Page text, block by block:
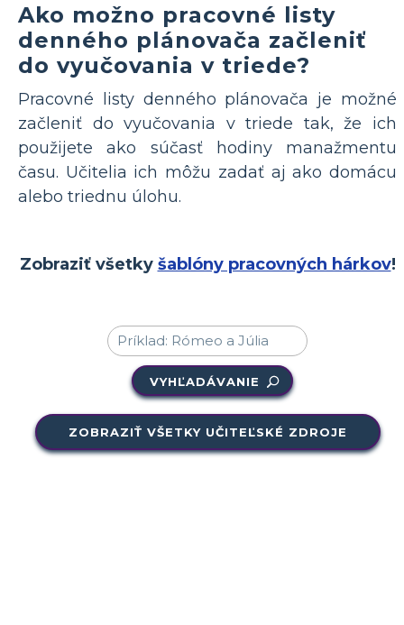
Ako možno pracovné listy
denného plánovača začleniť
do vyučovania v triede?
Pracovné listy denného plánovača je možné
začleniť do vyučovania v triede tak, že ich
použijete ako súčasť hodiny manažmentu
času. Učitelia ich môžu zadať aj ako domácu
alebo triednu úlohu.
Zobraziť všetky šablóny pracovných hárkov!
VYHĽADÁVANIE
ZOBRAZIŤ VŠETKY UČITEĽSKÉ ZDROJE